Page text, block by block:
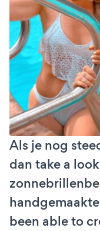
Als je nog
dan take a
been able to